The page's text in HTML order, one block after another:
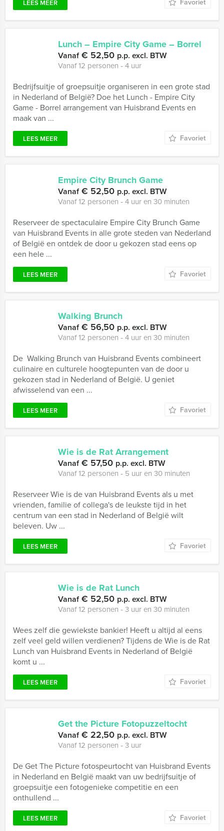
LEES MEER Favoriet
Lunch – Empire City Game – Borrel
Vanaf€ 52,50 p.p. excl. BTW
Vanaf 12 personen ‐ 4 uur
Bedrijfsuitje of groepsuitje organiseren in een grote stad
in Nederland of België? Doe het Lunch - Empire City
Game - Borrel arrangement van Huisbrand Events en
maak van ...
LEES MEER Favoriet
Empire City Brunch Game
Vanaf€ 52,50 p.p. excl. BTW
Vanaf 12 personen ‐ 4 uur en 30 minuten
Reserveer de spectaculaire Empire City Brunch Game
van Huisbrand Events in alle grote steden van Nederland
of België en ontdek de door u gekozen stad eens op
een hele ...
LEES MEER Favoriet
Walking Brunch
Vanaf€ 56,50 p.p. excl. BTW
Vanaf 12 personen ‐ 4 uur en 30 minuten
De Walking Brunch van Huisbrand Events combineert
culinaire en culturele hoogtepunten van de door u
gekozen stad in Nederland of België. U geniet
afwisselend van een ...
LEES MEER Favoriet
Wie is de Rat Arrangement
Vanaf€ 57,50 p.p. excl. BTW
Vanaf 12 personen ‐ 5 uur en 30 minuten
Reserveer Wie is de van Huisbrand Events als u met
vrienden, familie of collega's de leukste tijd in het
centrum van een stad in Nederland of België wilt
beleven. Uw ...
LEES MEER Favoriet
Wie is de Rat Lunch
Vanaf€ 52,50 p.p. excl. BTW
Vanaf 12 personen ‐ 3 uur en 30 minuten
Wees zelf die gewiekste bankier! Heeft u altijd al eens
zelf veel geld willen verdienen? Tijdens de Wie is de Rat
Lunch van Huisbrand Events in Nederland of België
komt u ...
LEES MEER Favoriet
Get the Picture Fotopuzzeltocht
Vanaf€ 22,50 p.p. excl. BTW
Vanaf 12 personen ‐ 3 uur
De Get The Picture fotospeurtocht van Huisbrand Events
in Nederland en België maakt van uw bedrijfsuitje of
groepsuitje een fotogenieke competitie en een
onthullend ...
LEES MEER Favoriet